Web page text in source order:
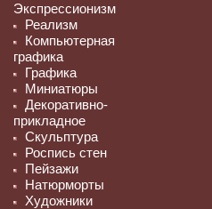
Экспрессионизм
Реализм
Компьютерная
графика
Графика
Миниатюры
Декоративно-
прикладное
Скульптура
Роспись стен
Пейзажи
Натюрморты
Художники